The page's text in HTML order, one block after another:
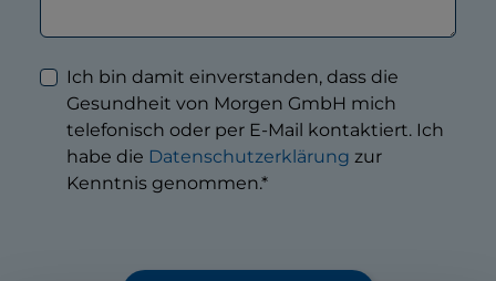
Ich bin damit einverstanden, dass die
Gesundheit von Morgen GmbH mich
telefonisch oder per E-Mail kontaktiert. Ich
habe die Datenschutzerklärung zur
Kenntnis genommen.*